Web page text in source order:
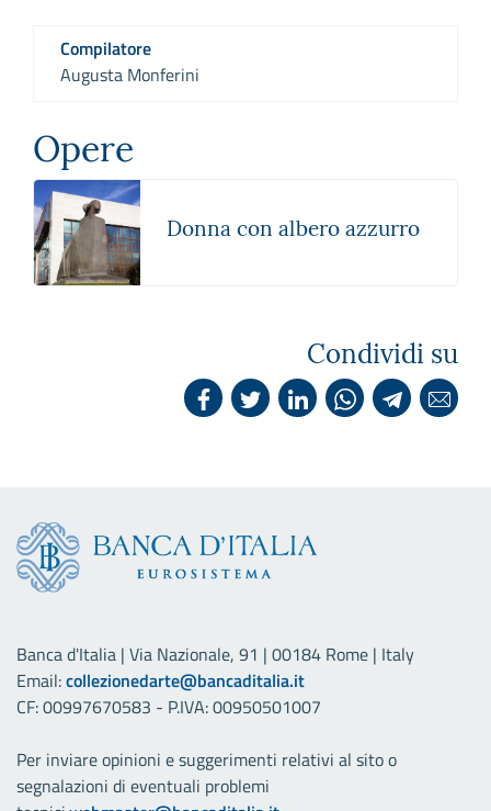
Compilatore
Augusta Monferini
Opere
Donna con albero azzurro
Condividi su
Banca d'Italia | Via Nazionale, 91 | 00184 Rome | Italy
Email:collezionedarte@bancaditalia.it
CF: 00997670583 - P.IVA: 00950501007
Per inviare opinioni e suggerimenti relativi al sito o
segnalazioni di eventuali problemi